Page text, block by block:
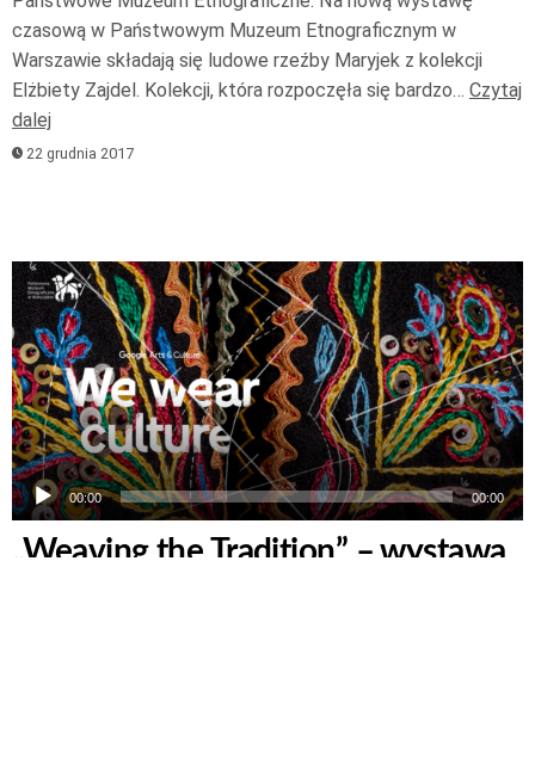
czasową w Państwowym Muzeum Etnograficznym w
Warszawie składają się ludowe rzeźby Maryjek z kolekcji
Elżbiety Zajdel. Kolekcji, która rozpoczęła się bardzo… Czytaj
dalej
22 grudnia 2017
Odtwarzacz
plików
dźwiękowych
00:00 00:00
„Weaving the Tradition” – wystawa